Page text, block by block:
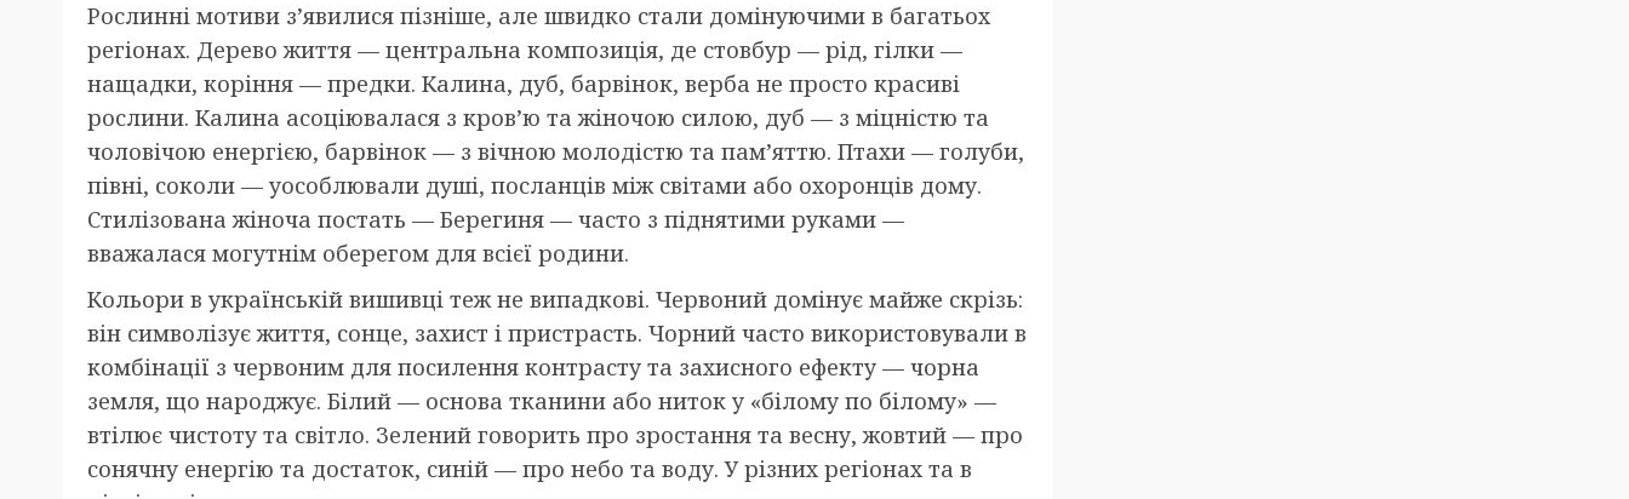
Рослинні мотиви з’явилися пізніше, але швидко стали домінуючими в багатьох
регіонах. Дерево життя — центральна композиція, де стовбур — рід, гілки —
нащадки, коріння — предки. Калина, дуб, барвінок, верба не просто красиві
рослини. Калина асоціювалася з кров’ю та жіночою силою, дуб — з міцністю та
чоловічою енергією, барвінок — з вічною молодістю та пам’яттю. Птахи — голуби,
півні, соколи — уособлювали душі, посланців між світами або охоронців дому.
Стилізована жіноча постать — Берегиня — часто з піднятими руками —
вважалася могутнім оберегом для всієї родини.
Кольори в українській вишивці теж не випадкові. Червоний домінує майже скрізь:
він символізує життя, сонце, захист і пристрасть. Чорний часто використовували в
комбінації з червоним для посилення контрасту та захисного ефекту — чорна
земля, що народжує. Білий — основа тканини або ниток у «білому по білому» —
втілює чистоту та світло. Зелений говорить про зростання та весну, жовтий — про
сонячну енергію та достаток, синій — про небо та воду. У різних регіонах та в